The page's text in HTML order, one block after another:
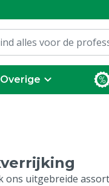
Overige
ons uitgebreide